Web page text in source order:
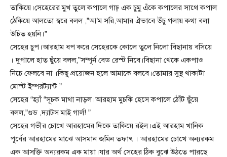
তাকিয়ে।সেহেরের মুখ তুলে কপালে গাঢ় এক চুমু এঁকে কপালের সাথে কপাল
ঠেকিয়ে আলতো স্বরে বলল ,”আ’ম সরি,আমার ঐভাবে উঁচু গলায় কথা বলা
উচিত হয়নি।”
সেহের চুপ।আরহাম ধপ করে সেহেরকে কোলে তুলে নিলো বিছানায় বসিয়ে
। দুগালে হাত ছুঁয়ে বলল,”সম্পূর্ন বেড রেস্ট নিবে।বিছানা থেকে একপাও
নিচে ফেলবে না ।কিছু প্রয়োজন হলে আমাকে বলবে।তোমার সুস্থ থাকাটা
মোস্ট ইম্পরট্যান্ট ”
সেহের “হ্যাঁ “সূচক মাথা নাড়ল।আরহাম মুচকি হেসে কপালে ঠোঁট ছুঁয়ে
বলল,”গুড ,দ্যাটস মাই গার্ল! ”
সেহের গভীর চোখে আরহামের দিকে তাকিয়ে রইল।এই আরহাম খানিক
পূর্বের আরহামের মাঝে আসমান জমিন তফাৎ । আরহামের চোখে অন্যরকম
এক আসক্তি অন্যরকম এক মায়া।যার অর্থ সেহের ঠিক বুঝে উঠতে পারছে